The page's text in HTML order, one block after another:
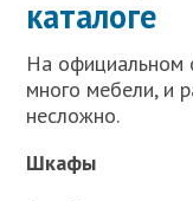
каталоге
На официальном
много мебели, и
несложно.
Шкафы